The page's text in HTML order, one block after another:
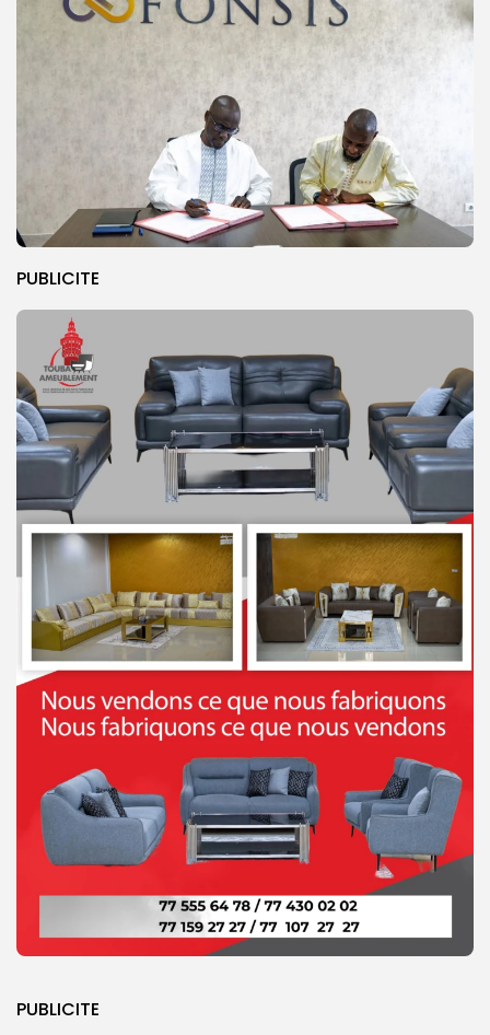
PUBLICITE
PUBLICITE